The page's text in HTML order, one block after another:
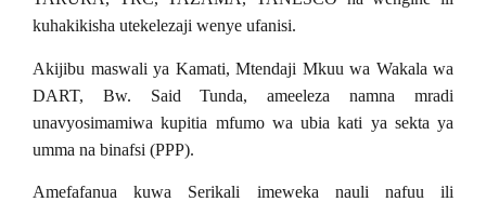
kuhakikisha utekelezaji wenye ufanisi.
Akijibu maswali ya Kamati, Mtendaji Mkuu wa Wakala wa
DART, Bw. Said Tunda, ameeleza namna mradi
unavyosimamiwa kupitia mfumo wa ubia kati ya sekta ya
umma na binafsi (PPP).
Amefafanua kuwa Serikali imeweka nauli nafuu ili